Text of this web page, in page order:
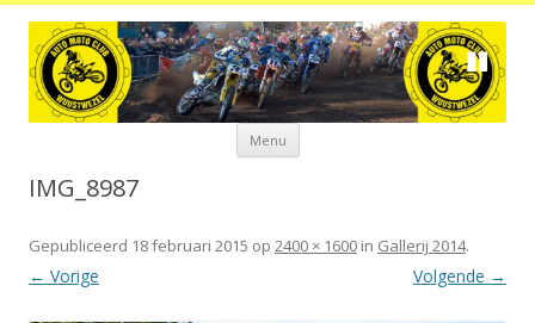
Menu Spring
de
IMG_8987
Gepubliceerd 18 februari 2015 op 2400 × 1600 in Gallerij 2014.
← Vorige Volgende →